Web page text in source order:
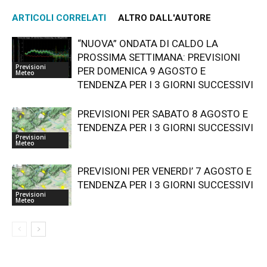
ARTICOLI CORRELATI ALTRO DALL'AUTORE
Previsioni
Meteo
“NUOVA” ONDATA DI CALDO LA
PROSSIMA SETTIMANA: PREVISIONI
PER DOMENICA 9 AGOSTO E
TENDENZA PER I 3 GIORNI SUCCESSIVI
Previsioni
Meteo
PREVISIONI PER SABATO 8 AGOSTO E
TENDENZA PER I 3 GIORNI SUCCESSIVI
Previsioni
Meteo
PREVISIONI PER VENERDI’ 7 AGOSTO E
TENDENZA PER I 3 GIORNI SUCCESSIVI